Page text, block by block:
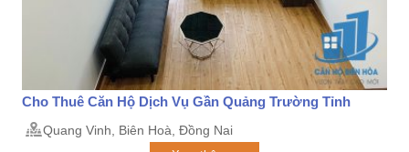
Cho Thuê Căn Hộ Dịch Vụ Gần Quảng Trường Tỉnh
Quang Vinh, Biên Hoà, Đồng Nai